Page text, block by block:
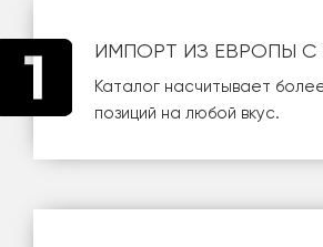
ИМПОРТ ИЗ ЕВРОПЫ С
Каталог насчитывает
позиций на любой вкус.